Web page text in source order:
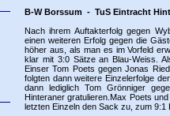
B-W Borssum - TuS Eintracht
Nach ihrem Auftakterfolg gegen
einen weiteren Erfolg gegen die
höher aus, als man es im Vorfeld
klar mit 3:0 Sätze an Blau-Weiss.
Einser Tom Poets gegen Jonas
folgten dann weitere Einzelerfolge
dann lediglich Tom Grönniger
Hinteraner gratulieren.Max Poets
letzten Einzeln den Sack zu, zum